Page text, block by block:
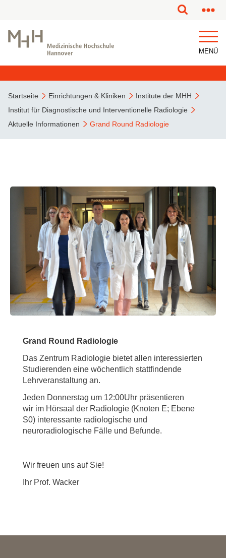
MENÜ
Startseite Einrichtungen & Kliniken
Institute der MHH
Institut für Diagnostische und Interventionelle Radiologie
Aktuelle Informationen
Grand Round Radiologie
Grand Round Radiologie
Das Zentrum Radiologie bietet allen interessierten
Studierenden eine wöchentlich stattfindende
Lehrveranstaltung an.
Jeden Donnerstag um 12:00Uhr präsentieren
wir im Hörsaal der Radiologie (Knoten E; Ebene
S0) interessante radiologische und
neuroradiologische Fälle und Befunde.
Wir freuen uns auf Sie!
Ihr Prof. Wacker